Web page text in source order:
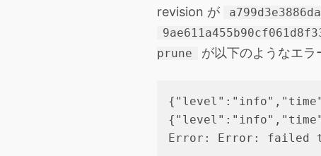
revision が
prune
が以下のようなエラ